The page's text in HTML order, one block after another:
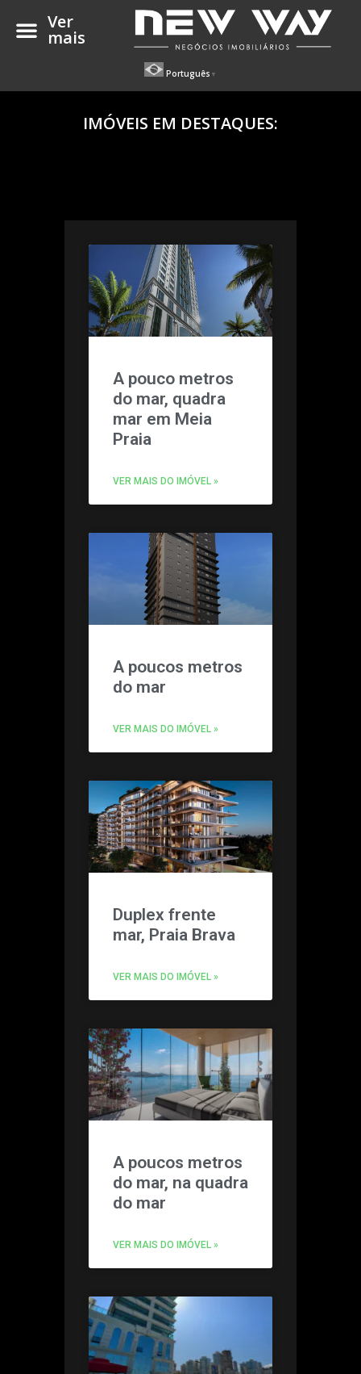
Ver
mais
Português ▼
IMÓVEIS EM DESTAQUES:
A pouco metros
do mar, quadra
mar em Meia
Praia
VER MAIS DO IMÓVEL »
A poucos metros
do mar
VER MAIS DO IMÓVEL »
Duplex frente
mar, Praia Brava
VER MAIS DO IMÓVEL »
A poucos metros
do mar, na quadra
do mar
VER MAIS DO IMÓVEL »